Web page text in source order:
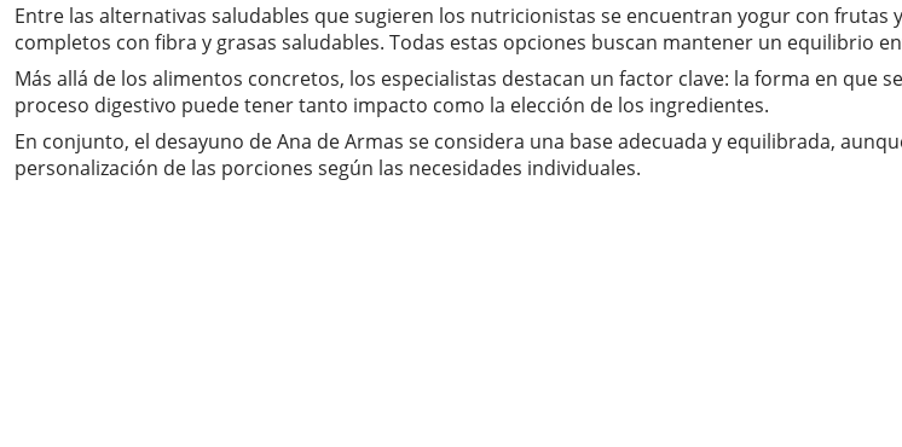
Entre las alternativas saludables que sugieren los nutricionistas se encuentran yogur con
completos con fibra y grasas saludables. Todas estas opciones buscan mantener un equilibrio
Más allá de los alimentos concretos, los especialistas destacan un factor clave: la forma en que
proceso digestivo puede tener tanto impacto como la elección de los ingredientes.
En conjunto, el desayuno de Ana de Armas se considera una base adecuada y equilibrada,
personalización de las porciones según las necesidades individuales.